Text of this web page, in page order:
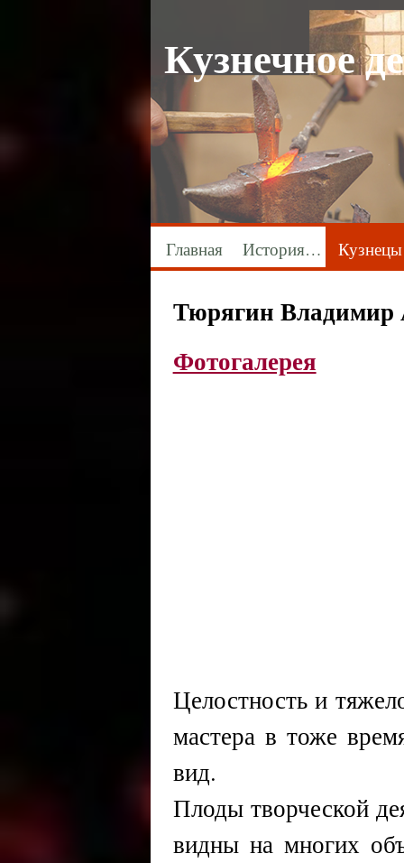
Кузнечное
Главная История… Кузнецы
Тюрягин Владимир
Фотогалерея
Целостность и
мастера в тоже
вид.
Плоды творческой
видны на многих